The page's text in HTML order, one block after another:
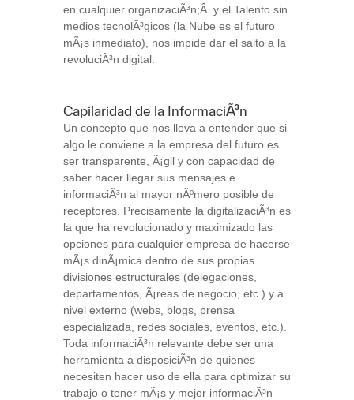
en cualquier organizaciÃ³n;Â y el Talento sin
medios tecnolÃ³gicos (la Nube es el futuro
mÃ¡s inmediato), nos impide dar el salto a la
revoluciÃ³n digital.
Capilaridad de la InformaciÃ³n
Un concepto que nos lleva a entender que si
algo le conviene a la empresa del futuro es
ser transparente, Ã¡gil y con capacidad de
saber hacer llegar sus mensajes e
informaciÃ³n al mayor nÃºmero posible de
receptores. Precisamente la digitalizaciÃ³n es
la que ha revolucionado y maximizado las
opciones para cualquier empresa de hacerse
mÃ¡s dinÃ¡mica dentro de sus propias
divisiones estructurales (delegaciones,
departamentos, Ã¡reas de negocio, etc.) y a
nivel externo (webs, blogs, prensa
especializada, redes sociales, eventos, etc.).
Toda informaciÃ³n relevante debe ser una
herramienta a disposiciÃ³n de quienes
necesiten hacer uso de ella para optimizar su
trabajo o tener mÃ¡s y mejor informaciÃ³n